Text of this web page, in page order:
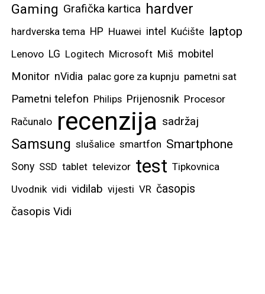
Gaming Grafička kartica hardver
hardverska tema HP Huawei intel Kućište laptop
Lenovo LG Logitech Microsoft Miš mobitel
Monitor nVidia palac gore za kupnju pametni sat
Pametni telefon Philips Prijenosnik Procesor
Računalo recenzija sadržaj
Samsung slušalice smartfon Smartphone
Sony SSD tablet televizor test Tipkovnica
Uvodnik vidi vidilab vijesti VR časopis
časopis Vidi